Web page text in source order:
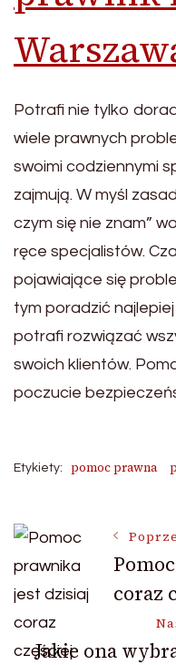
Potrafi nie tylko
wiele prawnych
swoimi codziennymi
zajmują. W myśl
czym się nie znam”
ręce specjalistów.
pojawiające się
tym poradzić
potrafi rozwiązać
swoich klientów.
poczucie
Etykiety: pomoc prawna
wpisucoraz
Jakie ona